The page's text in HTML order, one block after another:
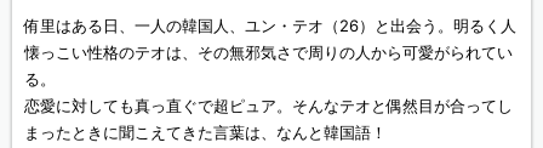
侑里はある日、一人の韓国人、ユン・テオ（26）と出会う。明るく人
懐っこい性格のテオは、その無邪気さで周りの人から可愛がられてい
る。
恋愛に対しても真っ直ぐで超ピュア。そんなテオと偶然目が合ってし
まったときに聞こえてきた言葉は、なんと韓国語！